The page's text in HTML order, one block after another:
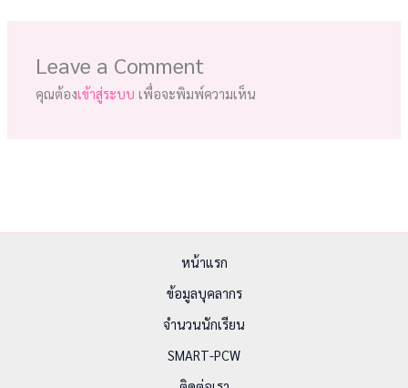
Leave a Comment
คุณต้องเข้าสู่ระบบ เพื่อจะพิมพ์ความเห็น
หน้าแรก
ข้อมูลบุคลากร
จำนวนนักเรียน
SMART-PCW